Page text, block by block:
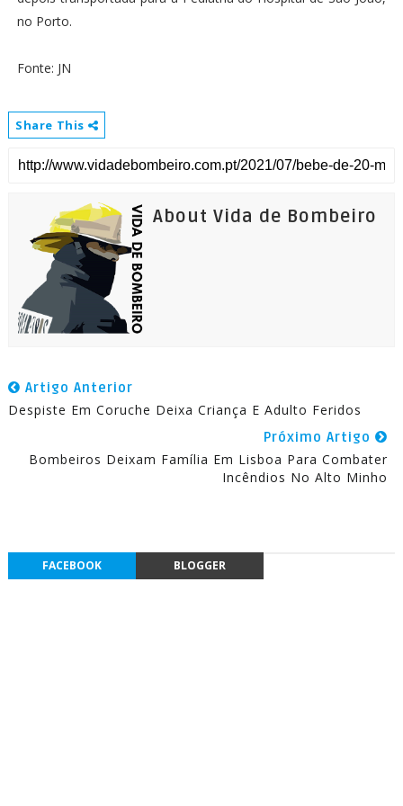
no Porto.
Fonte: JN
Share This
About Vida de Bombeiro
Artigo Anterior
Despiste Em Coruche Deixa Criança E Adulto Feridos
Próximo Artigo
Bombeiros Deixam Família Em Lisboa Para Combater
Incêndios No Alto Minho
FACEBOOK BLOGGER